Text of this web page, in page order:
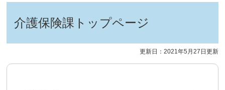
介護保険課トップページ
更新日：2021年5月27日更新